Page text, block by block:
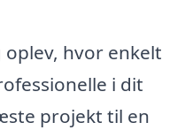
hvor enkelt
i dit
projekt til en